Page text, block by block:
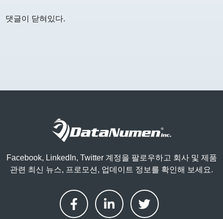
댓글이 닫혀있다.
Facebook, LinkedIn, Twitter 계정을 팔로우하고 회사 및 제품
관련 최신 뉴스, 프로모션, 업데이트 정보를 확인해 보세요.